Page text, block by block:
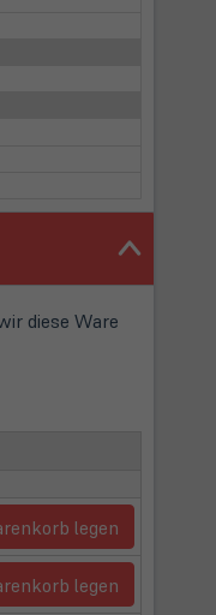
diese Ware
legen
legen